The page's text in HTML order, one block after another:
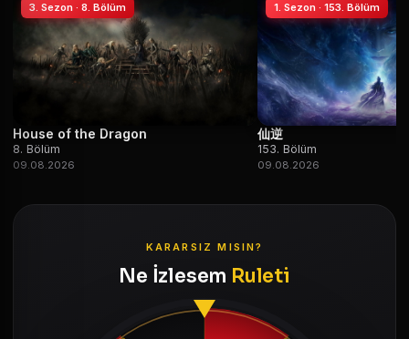
3. Sezon · 8. Bölüm
House of the Dragon
8. Bölüm
09.08.2026
1. Sezon · 153. Bölüm
仙逆
153. Bölüm
09.08.2026
KARARSIZ MISIN?
Ne İzlesem Ruleti